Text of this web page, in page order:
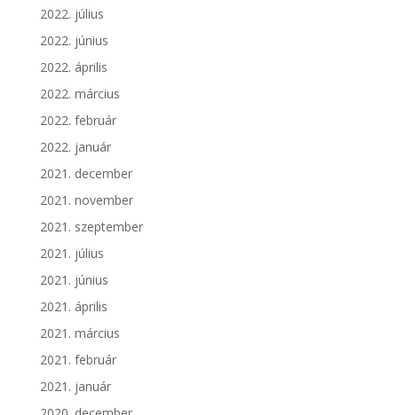
2022. július
2022. június
2022. április
2022. március
2022. február
2022. január
2021. december
2021. november
2021. szeptember
2021. július
2021. június
2021. április
2021. március
2021. február
2021. január